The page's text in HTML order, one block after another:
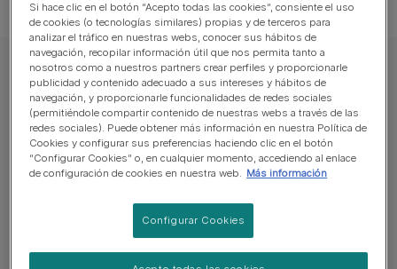
PURINA ONE Gato Pienso
PURINA ONE® Indoor Formula Rico en
pavo y cereales integrales
Sin reseñas aún
Tamaños disponibles:
Con fibras, demostrado que arrastran dos veces más
Si hace clic en el botón “Acepto todas las cookies”, consiente el uso
de cookies (o tecnologías similares) propias y de terceros para
analizar el tráfico en nuestras webs, conocer sus hábitos de
navegación, recopilar información útil que nos permita tanto a
nosotros como a nuestros partners crear perfiles y proporcionarle
publicidad y contenido adecuado a sus intereses y hábitos de
navegación, y proporcionarle funcionalidades de redes sociales
(permitiéndole compartir contenido de nuestras webs a través de las
redes sociales). Puede obtener más información en nuestra Política de
Cookies y configurar sus preferencias haciendo clic en el botón
“Configurar Cookies” o, en cualquier momento, accediendo al enlace
de configuración de cookies en nuestra web. Más información
Configurar Cookies